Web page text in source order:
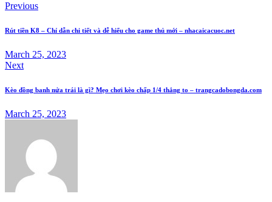
Previous
Rút tiền K8 – Chỉ dẫn chi tiết và dễ hiểu cho game thủ mới – nhacaicacuoc.net
March 25, 2023
Next
Kèo đồng banh nửa trái là gì? Mẹo chơi kèo chấp 1/4 thắng to – trangcadobongda.com
March 25, 2023